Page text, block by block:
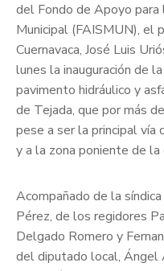
del Fondo de Apoyo
Municipal (FAISMUN), el
Cuernavaca, José Luis
lunes la inauguración de
pavimento hidráulico y
de Tejada, que por más
pese a ser la principal
y a la zona poniente de
Acompañado de la
Pérez, de los regidores
Delgado Romero y
del diputado local, Ángel